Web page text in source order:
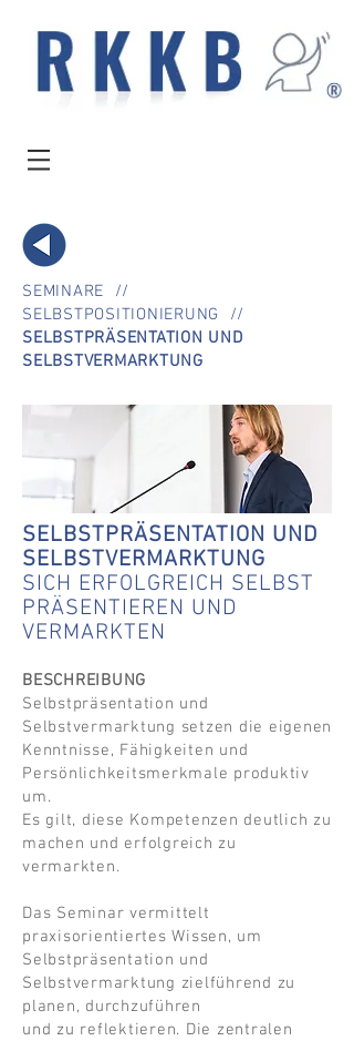
SEMINARE //
SELBSTPOSITIONIERUNG //
SELBSTPRÄSENTATION UND
SELBSTVERMARKTUNG
SELBSTPRÄSENTATION UND
SELBSTVERMARKTUNG
SICH ERFOLGREICH SELBST
PRÄSENTIEREN UND
VERMARKTEN
BESCHREIBUNG
Selbstpräsentation und
Selbstvermarktung setzen die eigenen
Kenntnisse, Fähigkeiten und
Persönlichkeitsmerkmale produktiv
um.
Es gilt, diese Kompetenzen deutlich zu
machen und erfolgreich zu
vermarkten.
Das Seminar vermittelt
praxisorientiertes Wissen, um
Selbstpräsentation und
Selbstvermarktung zielführend zu
planen, durchzuführen
und zu reflektieren. Die zentralen